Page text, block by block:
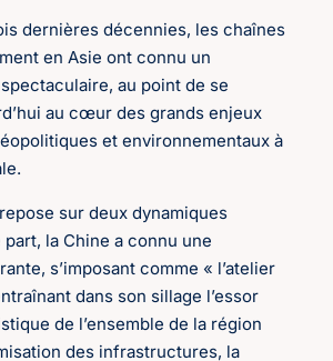
dernières décennies, les chaînes
en Asie ont connu un
au point de se
au cœur des grands enjeux
et environnementaux à
sur deux dynamiques
part, la Chine a connu une
s’imposant comme « l’atelier
dans son sillage l’essor
de l’ensemble de la région
des infrastructures, la